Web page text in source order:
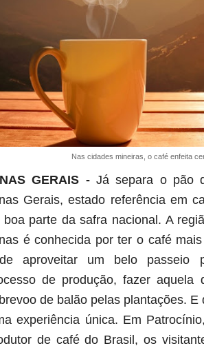
Nas cidades mineiras, o café enfeita
GERAIS -Já separa o pão
Gerais, estado referência em
boa parte da safra nacional. A
é conhecida por ter o café
aproveitar um belo passeio
de produção, fazer aquela
de balão pelas plantações.
experiência única. Em
de café do Brasil, os